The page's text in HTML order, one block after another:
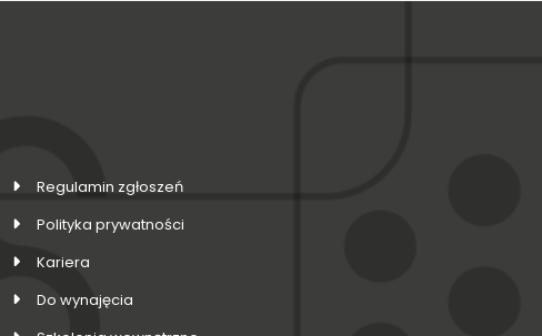
Regulamin zgłoszeń
Polityka prywatności
Kariera
Do wynajęcia